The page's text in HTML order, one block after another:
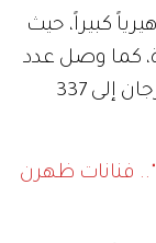
كبيراً، حيث
40 ألف تذكرة، كما وصل عدد
الضيوف الأجانب المشاركين في المهرجان إلى 337
فنانات ظهرن